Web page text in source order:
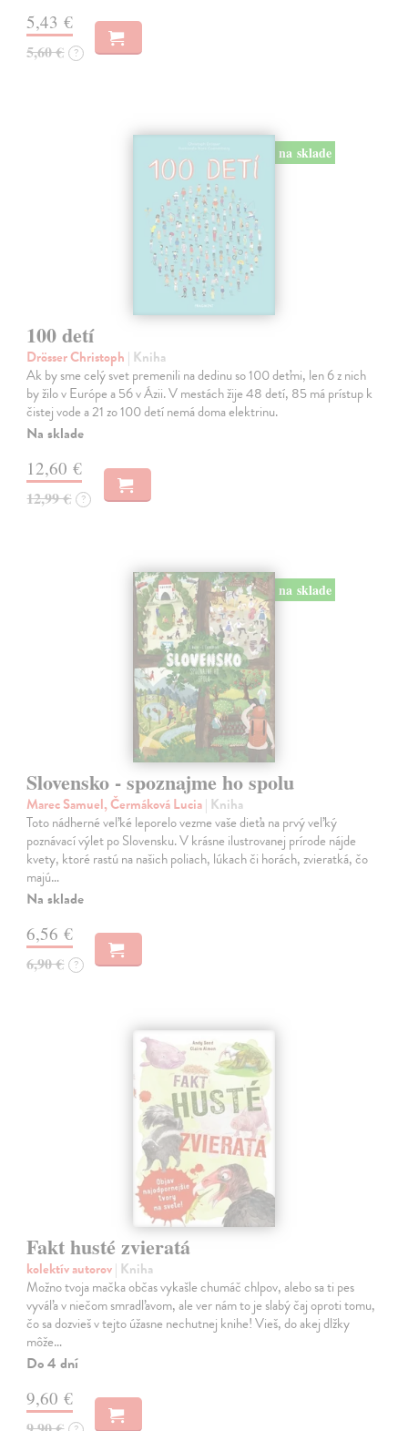
5,43 €
5,60 € ?
na sklade
100 detí
Drösser Christoph | Kniha
Ak by sme celý svet premenili na dedinu so 100 deťmi, len 6 z nich
by žilo v Európe a 56 v Ázii. V mestách žije 48 detí, 85 má prístup k
čistej vode a 21 zo 100 detí nemá doma elektrinu.
Na sklade
12,60 €
12,99 € ?
na sklade
Slovensko - spoznajme ho spolu
Marec Samuel, Čermáková Lucia| Kniha
Toto nádherné veľké leporelo vezme vaše dieťa na prvý veľký
poznávací výlet po Slovensku. V krásne ilustrovanej prírode nájde
kvety, ktoré rastú na našich poliach, lúkach či horách, zvieratká, čo
majú…
Na sklade
6,56 €
6,90 € ?
Fakt husté zvieratá
kolektív autorov| Kniha
Možno tvoja mačka občas vykašle chumáč chlpov, alebo sa ti pes
vyváľa v niečom smradľavom, ale ver nám to je slabý čaj oproti tomu,
čo sa dozvieš v tejto úžasne nechutnej knihe! Vieš, do akej dlžky
môže…
Do 4 dní
9,60 €